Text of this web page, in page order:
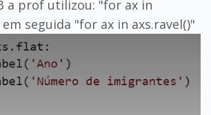
a prof utilizou: "for ax in
seguida "for ax in axs.ravel()"